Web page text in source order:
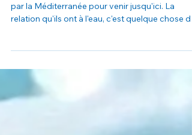
l'océan devient unespace
d'inclusion
relation qu'ils ont à l'eau, c'est quelque chose de
vraiment très particulier. "